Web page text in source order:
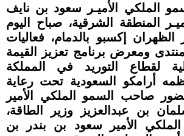
الملكي الأميـر سعود بن نايف
المنطقة الشرقية، صباح اليوم
الظهران إكسبو بالدمام، فعاليات
ومعرض برنامج تعزيز القيمة
لقطاع التوريد في المملكة
أرامكو السعودية تحت رعاية
صاحب السمو الملكي الأمير
بن عبدالعزيز وزير الطاقة،
الأمير سعود بن بندر بن